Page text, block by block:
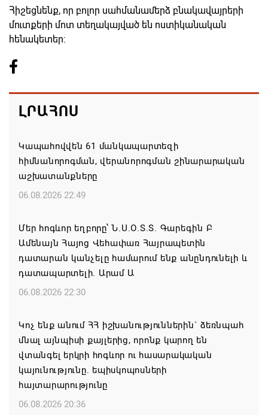
Հիշեցնենք, որ բոլոր սահմանամերձ բնակավայրերի
մուտքերի մոտ տեղակայված են ոստիկանական
հենակետեր:
ԼՐԱՀՈՍ
Կապահովվեն 61 մանկապարտեզի
հիմնանորոգման, վերանորոգման շինարարական
աշխատանքները
06.08.2026 22:49
Մեր հոգևոր եղբորը՝ Ն.Ս.Օ.Տ.Տ. Գարեգին Բ
Ամենայն Հայոց Վեհափառ Հայրապետին
դատարան կանչելը համարում ենք անընդունելի և
դատապարտելի. Արամ Ա
06.08.2026 22:30
Կոչ ենք անում ՀՀ իշխանություններին` ձեռնպահ
մնալ այնպիսի քայլերից, որոնք կարող են
վտանգել երկրի հոգևոր ու հասարակական
կայունությունը. եպիսկոպոսների
հայտարարությունը
06.08.2026 20:36